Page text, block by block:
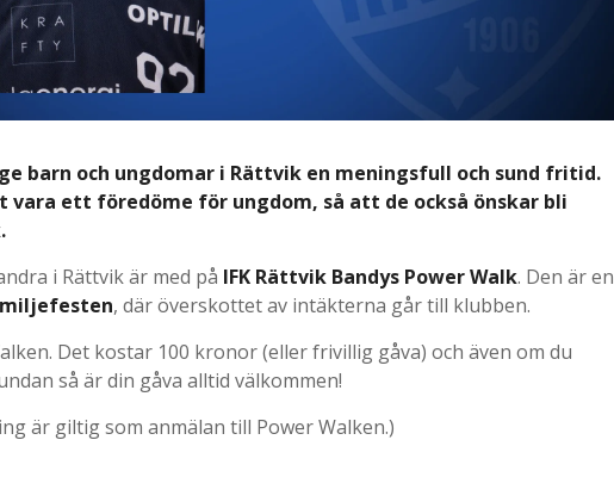
barn och ungdomar i Rättvik en meningsfull och sund fritid.
ett föredöme för ungdom, så att de också önskar bli
i Rättvik är med på IFK Rättvik Bandys Power Walk. Den är en
, där överskottet av intäkterna går till klubben.
Det kostar 100 kronor (eller frivillig gåva) och även om du
så är din gåva alltid välkommen!
är giltig som anmälan till Power Walken.)